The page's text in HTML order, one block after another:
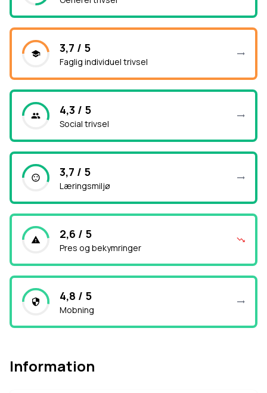
3,7 / 5
Faglig individuel trivsel
4,3 / 5
Social trivsel
3,7 / 5
Læringsmiljø
2,6 / 5
Pres og bekymringer
4,8 / 5
Mobning
Information